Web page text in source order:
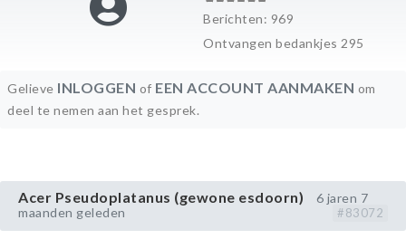
Berichten: 969
Ontvangen bedankjes 295
Gelieve INLOGGEN of EEN ACCOUNT AANMAKEN om
deel te nemen aan het gesprek.
Acer Pseudoplatanus (gewone esdoorn)
6 jaren 7
maanden geleden
#83072